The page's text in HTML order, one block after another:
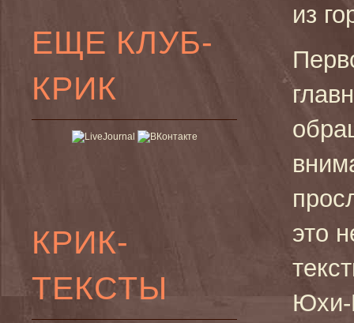
ЕЩЕ КЛУБ-
КРИК
КРИК-
ТЕКСТЫ
из
это
Юхи-